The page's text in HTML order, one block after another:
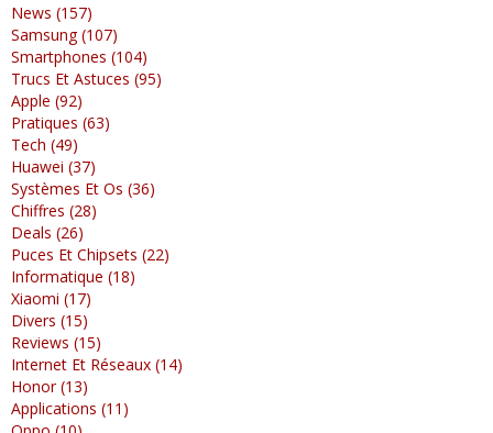
News (157)
Samsung (107)
Smartphones (104)
Trucs Et Astuces (95)
Apple (92)
Pratiques (63)
Tech (49)
Huawei (37)
Systèmes Et Os (36)
Chiffres (28)
Deals (26)
Puces Et Chipsets (22)
Informatique (18)
Xiaomi (17)
Divers (15)
Reviews (15)
Internet Et Réseaux (14)
Honor (13)
Applications (11)